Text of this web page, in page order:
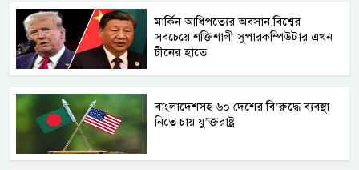
মার্কিন আধিপত্যের অবসান,বিশ্বের
সবচেয়ে শক্তিশালী সুপারকম্পিউটার এখন
চীনের হাতে
বাংলাদেশসহ ৬০ দেশের বি’রুদ্ধে ব্যবস্থা
নিতে চায় যু’ক্তরাষ্ট্র